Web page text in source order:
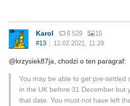
Karol 6 529
15
#13
12.02.2021, 11:29
@krzysiek87ja, chodzi o ten paragraf:
You may be able to get pre-settled
in the UK before 31 December but
that date. You must not have left